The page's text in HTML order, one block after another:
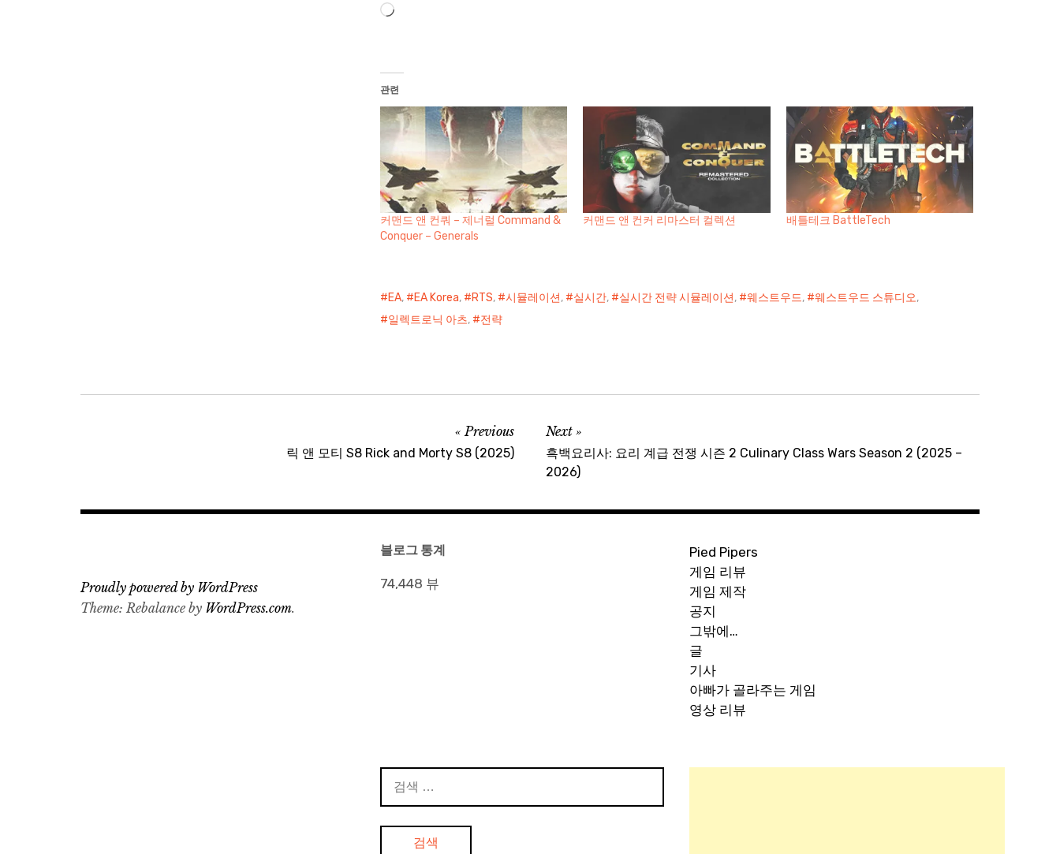
로
관련
커맨드 앤 컨쿼 – 제너럴 Command &
Conquer – Generals
커맨드 앤 컨커 리마스터 컬렉션 배틀테크 BattleTech
EA, EA Korea, RTS, 시뮬레이션, 실시간, 실시간 전략 시뮬레이션, 웨스트우드, 웨스트우드 스튜디오,
일렉트로닉 아츠, 전략
Previous
릭 앤 모티 S8 Rick and Morty S8 (2025)
Next
흑백요리사: 요리 계급 전쟁 시즌 2 Culinary Class Wars Season 2 (2025 –
2026)
블로그 통계
74,448 뷰
Pied Pipers
게임 리뷰
게임 제작
공지
그밖에…
글
기사
아빠가 골라주는 게임
영상 리뷰
색:
Proudly powered by WordPress
Theme: Rebalance by WordPress.com.